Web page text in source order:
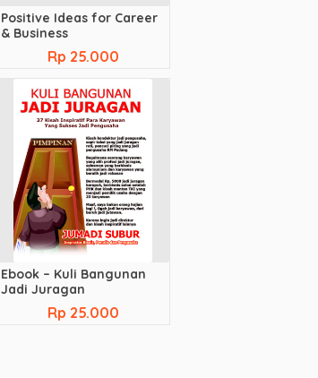
Positive Ideas for Career
& Business
Rp 25.000
Ebook – Kuli Bangunan
Jadi Juragan
Rp 25.000